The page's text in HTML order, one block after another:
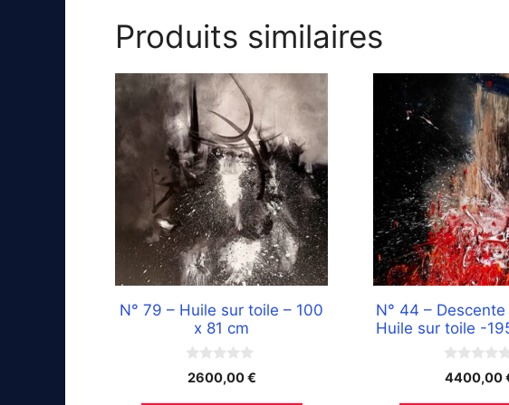
Produits similaires
N° 79 – Huile sur toile – 100
x 81 cm
0
s
2600,00€
N° 44 –
Huile sur toile -
0
s
4400,00